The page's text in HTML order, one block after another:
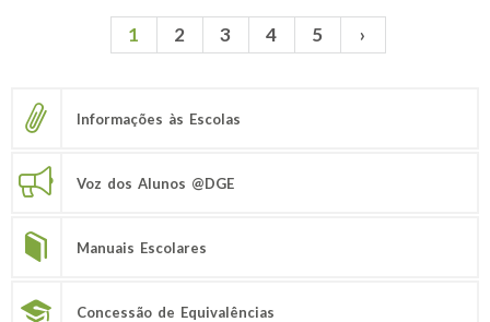
1 2 3 4 5 ›
Informações às Escolas
Voz dos Alunos @DGE
Manuais Escolares
Concessão de Equivalências